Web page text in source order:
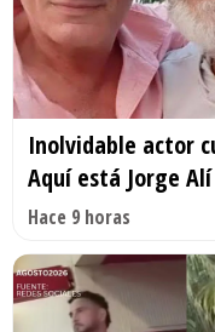
Inolvidable actor
Aquí está Jorge Alí
Hace 9 horas